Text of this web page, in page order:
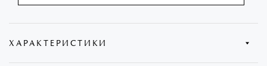
ХАРАКТЕРИСТИКИ